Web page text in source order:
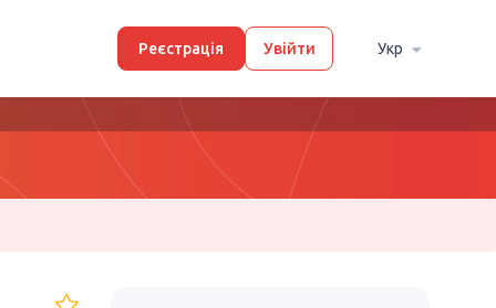
Реєстрація Увійти Укр